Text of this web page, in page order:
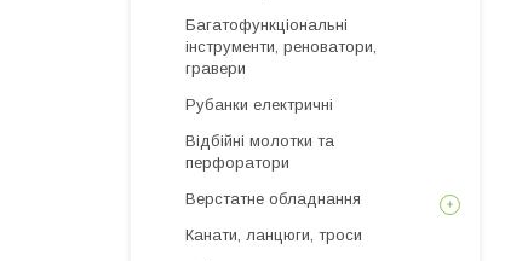
Багатофункціональні
інструменти, реноватори,
гравери
Рубанки електричні
Відбійні молотки та
перфоратори
Верстатне обладнання
Канати, ланцюги, троси